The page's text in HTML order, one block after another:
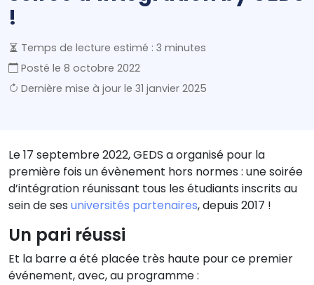
!
Temps de lecture estimé : 3 minutes
Posté le 8 octobre 2022
Dernière mise à jour le 31 janvier 2025
Le 17 septembre 2022, GEDS a organisé pour la
première fois un évènement hors normes : une soirée
d’intégration réunissant tous les étudiants inscrits au
sein de ses universités partenaires, depuis 2017 !
Un pari réussi
Et la barre a été placée très haute pour ce premier
événement, avec, au programme :